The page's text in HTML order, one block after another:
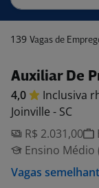
139 Vagas de Emprego de
Auxiliar De
4,0 Inclusiva
Joinville - SC
R$ 2.031,00
Ensino Médio
Vagas